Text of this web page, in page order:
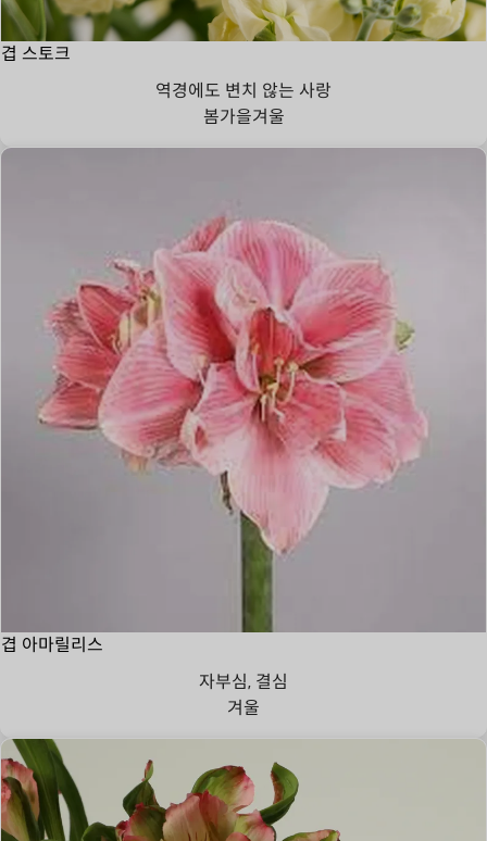
겹 스토크
역경에도 변치 않는 사랑
봄가을겨울
겹 아마릴리스
자부심, 결심
겨울